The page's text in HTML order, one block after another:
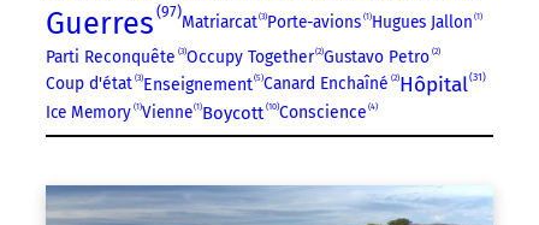
Guerres 97
Matriarcat 3 Porte-avions 1 Hugues Jallon 1
Parti Reconquête 3 Occupy Together 2 Gustavo Petro 2
Coup d'état 3 Enseignement 5 Canard Enchaîné 2 Hôpital 31
Ice Memory 1 Vienne 1 Boycott 10 Conscience 4